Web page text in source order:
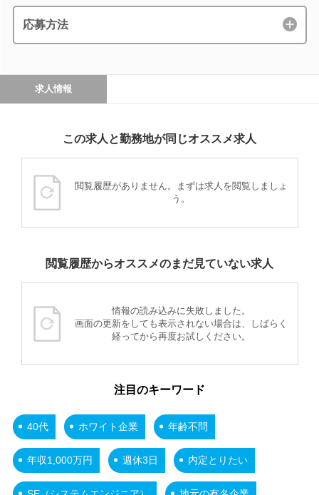
応募方法
求人情報
この求人と勤務地が同じオススメ求人
閲覧履歴がありません。まずは求人を閲覧しましょ
う。
閲覧履歴からオススメのまだ見ていない求人
情報の読み込みに失敗しました。
画面の更新をしても表示されない場合は、しばらく
経ってから再度お試しください。
注目のキーワード
40代 ホワイト企業 年齢不問
年収1,000万円 週休3日 内定とりたい